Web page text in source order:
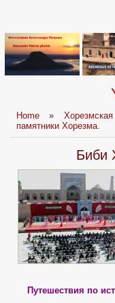
Home »
памятники Хорезма.
Биби
Путешествия по